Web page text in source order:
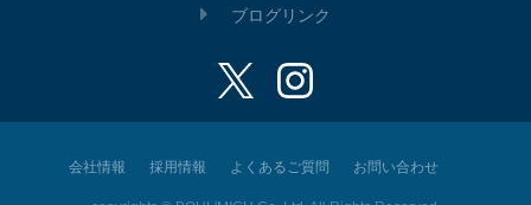
ブログリンク
会社情報 採用情報 よくあるご質問 お問い合わせ